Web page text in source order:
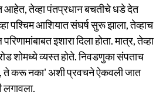
तेव्हा पंतप्रधान बचतीचे धडे देत
पश्चिम आशियात संघर्ष सुरू झाला, तेव्हाच
इशारा दिला होता. मात्र, तेव्हा
शोमध्ये व्यस्त होते. निवडणुका संपताच
करू नका' अशी प्रवचने ऐकवली जात
लगावला.